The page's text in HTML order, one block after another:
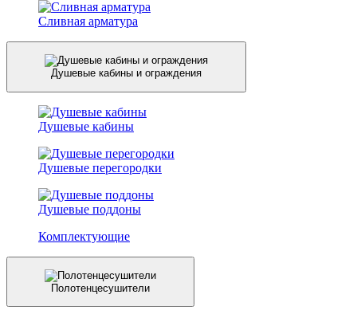
Сливная арматура
Душевые кабины и ограждения
Душевые кабины
Душевые перегородки
Душевые поддоны
Комплектующие
Полотенцесушители